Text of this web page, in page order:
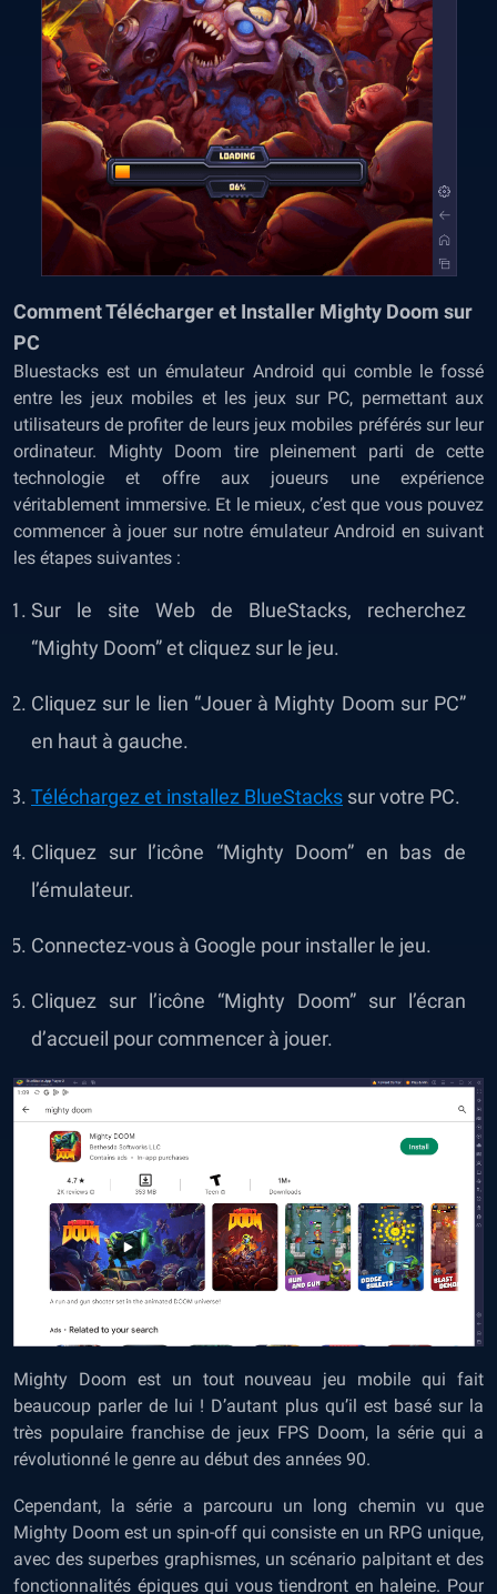
Comment Télécharger et Installer Mighty Doom sur
PC
Bluestacks est un émulateur Android qui comble le fossé
entre les jeux mobiles et les jeux sur PC, permettant aux
utilisateurs de profiter de leurs jeux mobiles préférés sur leur
ordinateur. Mighty Doom tire pleinement parti de cette
technologie et offre aux joueurs une expérience
véritablement immersive. Et le mieux, c’est que vous pouvez
commencer à jouer sur notre émulateur Android en suivant
les étapes suivantes :
Sur le site Web de BlueStacks, recherchez
“Mighty Doom” et cliquez sur le jeu.
Cliquez sur le lien “Jouer à Mighty Doom sur PC”
en haut à gauche.
Téléchargez et installez BlueStacks sur votre PC.
Cliquez sur l’icône “Mighty Doom” en bas de
l’émulateur.
Connectez-vous à Google pour installer le jeu.
Cliquez sur l’icône “Mighty Doom” sur l’écran
d’accueil pour commencer à jouer.
Mighty Doom est un tout nouveau jeu mobile qui fait
beaucoup parler de lui ! D’autant plus qu’il est basé sur la
très populaire franchise de jeux FPS Doom, la série qui a
révolutionné le genre au début des années 90.
Cependant, la série a parcouru un long chemin vu que
Mighty Doom est un spin-off qui consiste en un RPG unique,
avec des superbes graphismes, un scénario palpitant et des
fonctionnalités épiques qui vous tiendront en haleine. Pour